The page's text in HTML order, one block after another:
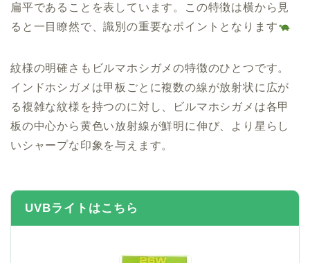
扁平であることを表しています。この特徴は横から見
ると一目瞭然で、識別の重要なポイントとなります
紋様の明確さもビルマホシガメの特徴のひとつです。
インドホシガメは甲板ごとに複数の線が放射状に広が
る複雑な紋様を持つのに対し、ビルマホシガメは各甲
板の中心から黄色い放射線が鮮明に伸び、より星らし
いシャープな印象を与えます。
UVBライトはこちら